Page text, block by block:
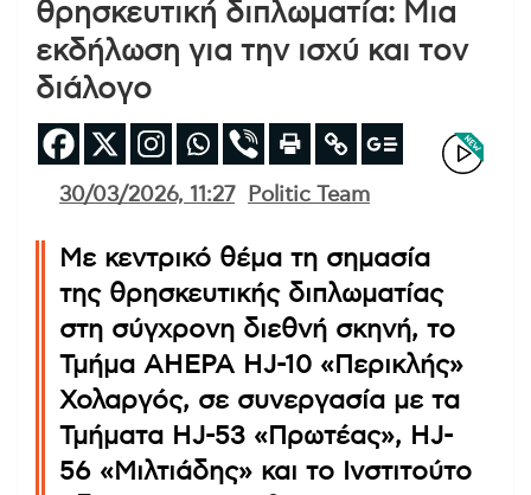
θρησκευτική διπλωματία: Μια
εκδήλωση για την ισχύ και τον
διάλογο
30/03/2026, 11:27 Politic Team
Με κεντρικό θέμα τη σημασία
της θρησκευτικής διπλωματίας
στη σύγχρονη διεθνή σκηνή, το
Τμήμα AHEPA HJ-10 «Περικλής»
Χολαργός, σε συνεργασία με τα
Τμήματα HJ-53 «Πρωτέας», HJ-
56 «Μιλτιάδης» και το Ινστιτούτο